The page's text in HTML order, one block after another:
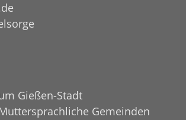
Gießen-Stadt
Gemeinden